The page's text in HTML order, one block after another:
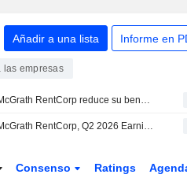
Añadir a una lista Informe en
las empresas
McGrath RentCorp reduce su beneficio e ingresos en el segundo trimestre, pero eleva sus previsiones para 2026
McGrath RentCorp, Q2 2026 Earnings Call, Jul 29, 2026
Consenso Ratings